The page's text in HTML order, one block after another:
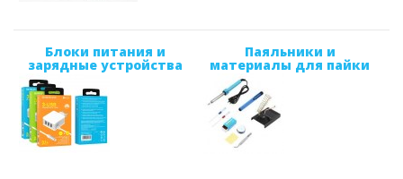
Блоки питания и
зарядные устройства
Паяльники и
материалы для пайки